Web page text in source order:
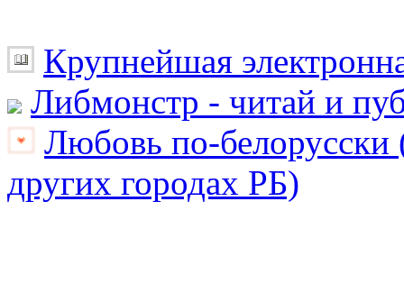
Крупнейшая
Либмонстр - читай и
Любовь по-белорусски
других городах РБ)